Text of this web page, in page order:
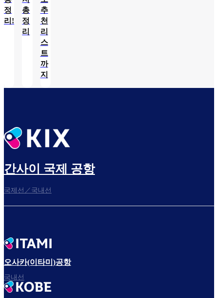
정
리!
총
정
리
추
천
리
스
트
까
지
간사이 국제 공항
국제선／국내선
오사카(이타미)공항
국내선